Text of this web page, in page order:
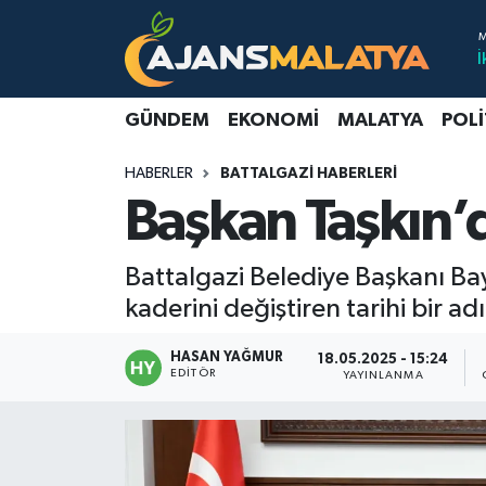
GÜNDEM EKONOMI MALATYA
HABERLER BATTALGAZI HABERLERI
Başkan
Battalgazi Belediye Başkanı
kaderini değiştiren tarihi bir
HASAN YAĞMUR
EDITÖR
18.05.2025 - 15:24
YAYINLANMA
Gündem
Malatya Nöbetçi Eczaneler
Malatya Trafik Yoğunluk Haritası
TFF 3.Lig 2.Grup Puan Durumu ve Fikstür
Tüm Manşetler
Haber Arşivi